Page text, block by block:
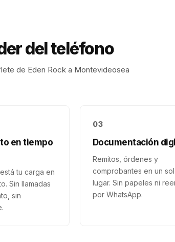
del teléfono
de Eden Rock a Montevideosea
en tiempo
tu carga en
Sin llamadas
sin
03
Documentación
Remitos, órdenes y
comprobantes en un
lugar. Sin papeles ni
por WhatsApp.